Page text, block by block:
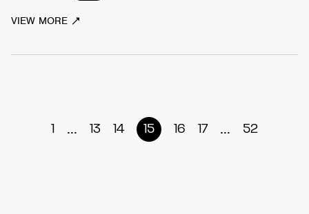
VIEW MORE
1 ... 13 14 15 16 17 ... 52